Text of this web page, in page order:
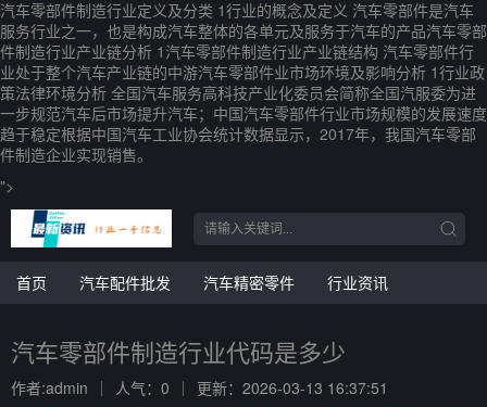
汽车零部件制造行业定义及分类 1行业的概念及定义 汽车零部件是汽车
服务行业之一，也是构成汽车整体的各单元及服务于汽车的产品汽车零部
件制造行业产业链分析 1汽车零部件制造行业产业链结构 汽车零部件行
业处于整个汽车产业链的中游汽车零部件业市场环境及影响分析 1行业政
策法律环境分析 全国汽车服务高科技产业化委员会简称全国汽服委为进
一步规范汽车后市场提升汽车；中国汽车零部件行业市场规模的发展速度
趋于稳定根据中国汽车工业协会统计数据显示，2017年，我国汽车零部
件制造企业实现销售。
">
首页 汽车配件批发 汽车精密零件 行业资讯
汽车零部件制造行业代码是多少
作者:admin 人气：0
更新：2026-03-13 16:37:51